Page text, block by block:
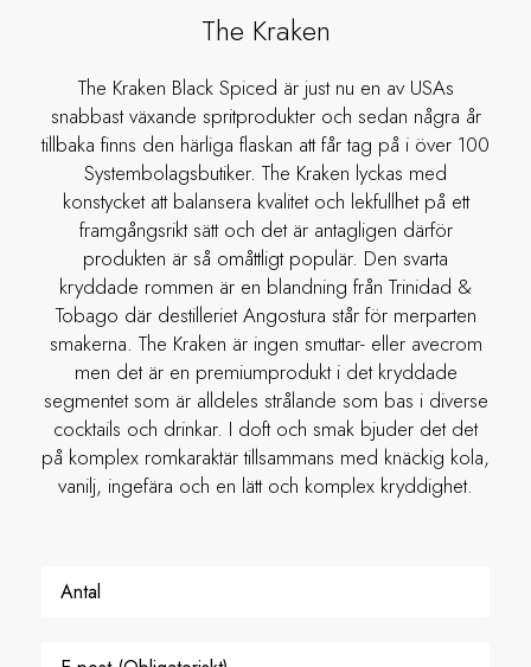
The Kraken
The Kraken Black Spiced är just nu en av USAs
snabbast växande spritprodukter och sedan några år
tillbaka finns den härliga flaskan att får tag på i över 100
Systembolagsbutiker. The Kraken lyckas med
konstycket att balansera kvalitet och lekfullhet på ett
framgångsrikt sätt och det är antagligen därför
produkten är så omåttligt populär. Den svarta
kryddade rommen är en blandning från Trinidad &
Tobago där destilleriet Angostura står för merparten
smakerna. The Kraken är ingen smuttar- eller avecrom
men det är en premiumprodukt i det kryddade
segmentet som är alldeles strålande som bas i diverse
cocktails och drinkar. I doft och smak bjuder det det
på komplex romkaraktär tillsammans med knäckig kola,
vanilj, ingefära och en lätt och komplex kryddighet.